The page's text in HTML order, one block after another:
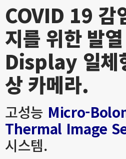
COVID 19 감
지를 위한 발
Display 일체
상 카메라.
고성능 Micro-
Thermal Image
시스템.